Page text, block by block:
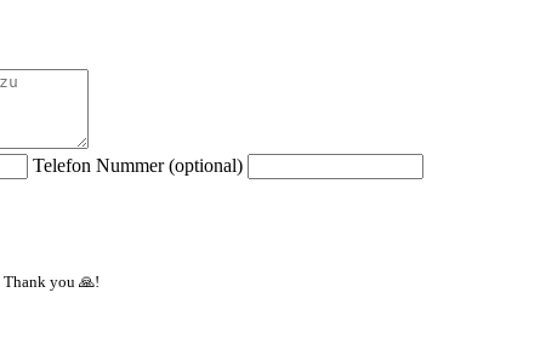
Telefon Nummer (optional)
Thank you 🙏!